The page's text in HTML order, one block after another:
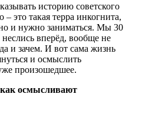
историю советского
это такая терра инкогнита,
и нужно заниматься. Мы 30
вперёд, вообще не
и зачем. И вот сама жизнь
и осмыслить
произошедшее.
осмысливают